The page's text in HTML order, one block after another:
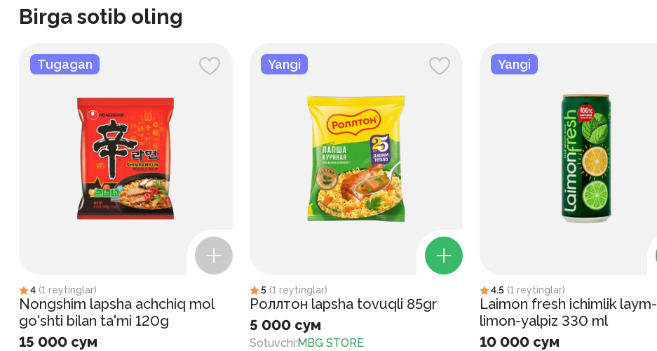
Birga sotib oling
Tugagan
4 (1 reytinglar)
Nongshim lapsha achchiq mol
go'shti bilan ta'mi 120g
15 000 сум
Yangi
5 (1 reytinglar)
Роллтон lapsha tovuqli 85gr
5 000 сум
Sotuvchi:MBG STORE
Yangi
4.5 (1 reytinglar)
Laimon fresh ichimlik laym-
limon-yalpiz 330 ml
10 000 сум